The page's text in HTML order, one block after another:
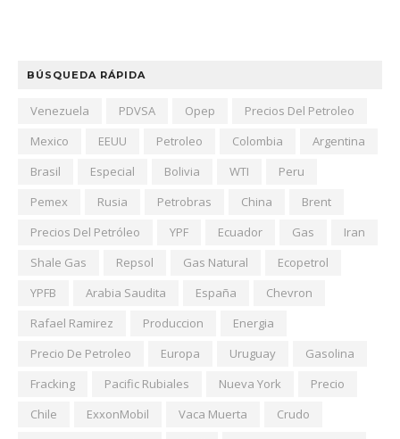
BÚSQUEDA RÁPIDA
Venezuela PDVSA Opep
Precios Del Petroleo
Mexico
EEUU Petroleo Colombia
Argentina
Brasil
Especial Bolivia WTI
Peru
Pemex
Rusia Petrobras China
Brent
Precios Del Petróleo
YPF Ecuador Gas
Iran
Shale Gas
Repsol Gas Natural
Ecopetrol
YPFB
Arabia Saudita España
Chevron
Rafael Ramirez
Produccion
Energia
Precio De Petroleo
Europa Uruguay
Gasolina
Fracking
Pacific Rubiales Nueva York
Precio
Chile
ExxonMobil Vaca Muerta
Crudo